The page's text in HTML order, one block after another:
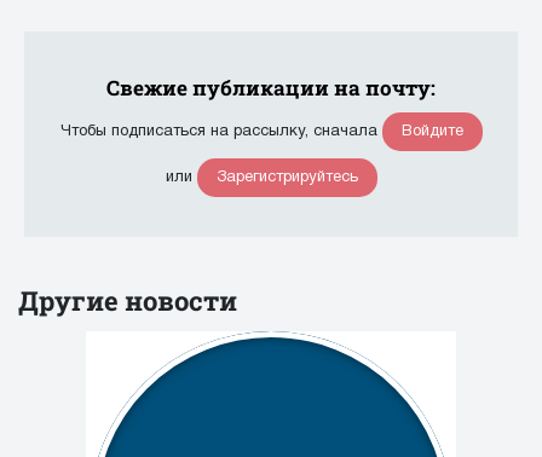
Свежие публикации на почту:
Чтобы подписаться на рассылку, сначала Войдите
или Зарегистрируйтесь
Другие новости